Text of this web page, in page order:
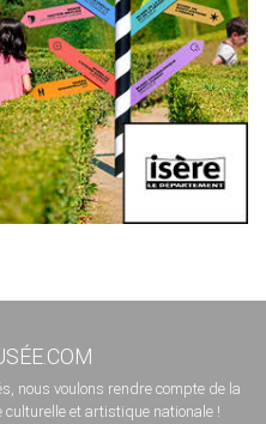
nous voulons rendre compte de la
culturelle et artistique nationale !